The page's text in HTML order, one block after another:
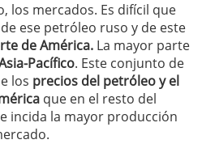
los mercados. Es difícil que
ese petróleo ruso y de este
de América. La mayor parte
Pacífico. Este conjunto de
los precios del petróleo y el
que en el resto del
incida la mayor producción